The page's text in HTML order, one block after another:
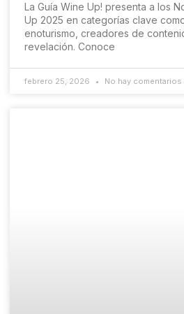
La Guía Wine Up! presenta a los
Up 2025 en categorías clave
enoturismo, creadores de
revelación. Conoce
febrero 25, 2026 No hay comentarios